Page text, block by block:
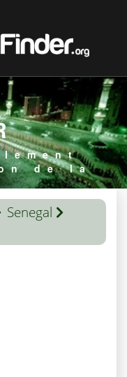
de la
Senegal